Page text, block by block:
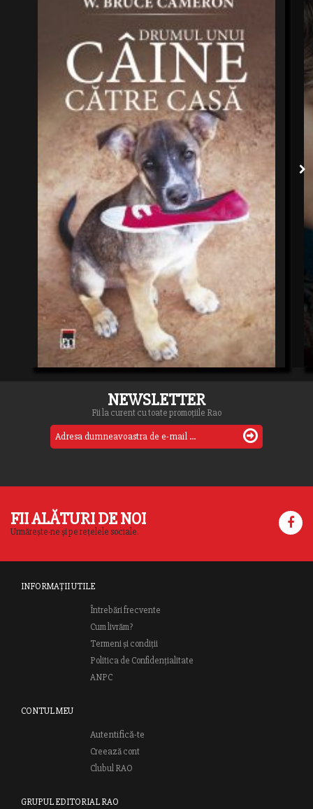
NEWSLETTER
Fii la curent cu toate promoțiile Rao
FII ALĂTURI DE NOI
Urmărește-ne și pe rețelele sociale.
INFORMAȚII UTILE
Întrebări frecvente
Cum livrăm?
Termeni și condiții
Politica de Confidențialitate
ANPC
CONTUL MEU
Autentifică-te
Creează cont
Clubul RAO
GRUPUL EDITORIAL RAO